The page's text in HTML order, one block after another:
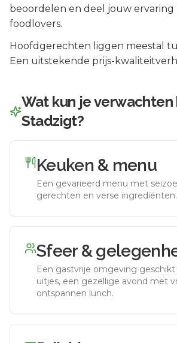
beoordelen en deel jouw ervaring
foodlovers.
Hoofdgerechten liggen meestal
Een uitstekende prijs-
Wat kun je verwachten
Stadzigt?
Keuken & menu
Een gevarieerd menu met
gerechten en verse ingrediënten.
Sfeer &
Een gastvrije omgeving
uitjes, een gezellige avond met
ontspannen lunch.